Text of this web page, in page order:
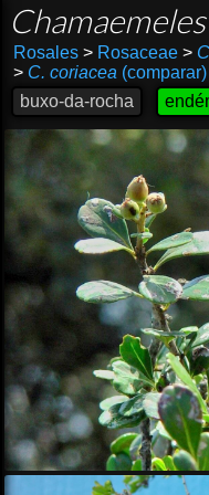
Rosales >Rosaceae >
> C. coriacea (comparar)
buxo-da-rocha